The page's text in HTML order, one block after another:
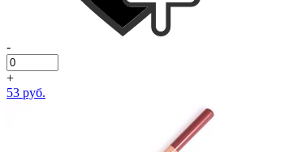
-
+
53 руб.